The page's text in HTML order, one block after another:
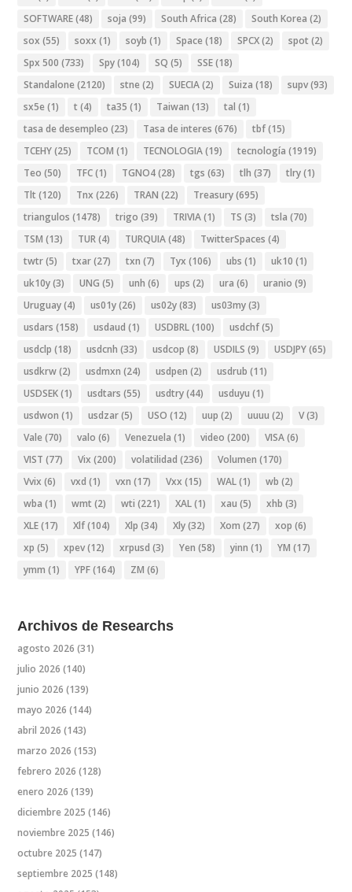
SOFTWARE(48) soja (99) South Africa (28) South Korea (2)
sox (55) soxx (1) soyb (1) Space (18) SPCX(2) spot (2)
Spx 500 (733) Spy(104) SQ (5) SSE(18)
Standalone (2120) stne (2) SUECIA(2) Suiza (18) supv(93)
sx5e (1) t (4) ta35 (1) Taiwan (13) tal (1)
tasa de desempleo (23) Tasa de interes (676) tbf(15)
TCEHY(25) TCOM (1) TECNOLOGIA(19) tecnología (1919)
Teo (50) TFC(1) TGNO4(28) tgs (63) tlh (37) tlry(1)
Tlt (120) Tnx (226) TRAN (22) Treasury(695)
triangulos (1478) trigo (39) TRIVIA(1) TS (3) tsla (70)
TSM (13) TUR(4) TURQUIA(48) TwitterSpaces (4)
twtr(5) txar(27) txn (7) Tyx (106) ubs (1) uk10 (1)
uk10y(3) UNG (5) unh (6) ups (2) ura (6) uranio (9)
Uruguay(4) us01y(26) us02y(83) us03my(3)
usdars (158) usdaud (1) USDBRL(100) usdchf(5)
usdclp (18) usdcnh (33) usdcop (8) USDILS (9) USDJPY(65)
usdkrw(2) usdmxn (24) usdpen (2) usdrub (11)
USDSEK(1) usdtars (55) usdtry(44) usduyu (1)
usdwon (1) usdzar(5) USO (12) uup (2) uuuu (2) V(3)
Vale (70) valo (6) Venezuela (1) video (200) VISA(6)
VIST (77) Vix (200) volatilidad (236) Volumen (170)
Vvix (6) vxd (1) vxn (17) Vxx (15) WAL(1) wb (2)
wba (1) wmt (2) wti (221) XAL(1) xau (5) xhb (3)
XLE(17) Xlf(104) Xlp (34) Xly(32) Xom (27) xop (6)
xp (5) xpev(12) xrpusd (3) Yen (58) yinn (1) YM (17)
ymm (1) YPF(164) ZM (6)
Archivos de Researchs
agosto 2026 (31)
julio 2026 (140)
junio 2026 (139)
mayo 2026 (144)
abril 2026 (143)
marzo 2026 (153)
febrero 2026 (128)
enero 2026 (139)
diciembre 2025 (146)
noviembre 2025 (146)
octubre 2025 (147)
septiembre 2025 (148)